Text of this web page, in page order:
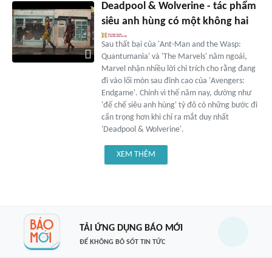
Deadpool & Wolverine - tác phẩm
siêu anh hùng có một không hai
Sau thất bại của 'Ant-Man and the Wasp:
Quantumania' và 'The Marvels' năm ngoái,
Marvel nhận nhiều lời chỉ trích cho rằng đang
đi vào lối mòn sau đỉnh cao của 'Avengers:
Endgame'. Chính vì thế năm nay, dường như
'đế chế siêu anh hùng' tỷ đô có những bước đi
cẩn trọng hơn khi chỉ ra mắt duy nhất
'Deadpool & Wolverine'.
XEM THÊM
TẢI ỨNG DỤNG BÁO MỚI
ĐỂ KHÔNG BỎ SÓT TIN TỨC